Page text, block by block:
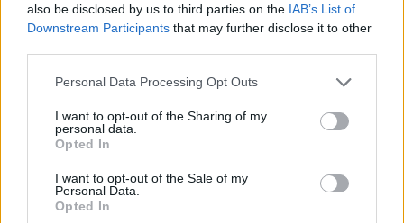
also be disclosed by us to third parties on the IAB’s List of
Downstream Participants that may further disclose it to other
Personal Data Processing Opt Outs
I want to opt-out of the Sharing of my
personal data.
Opted In
I want to opt-out of the Sale of my
Personal Data.
Opted In
Fiscalização da GNR termina com encerramento de
restaurante em Abela (Santiago do cacém)